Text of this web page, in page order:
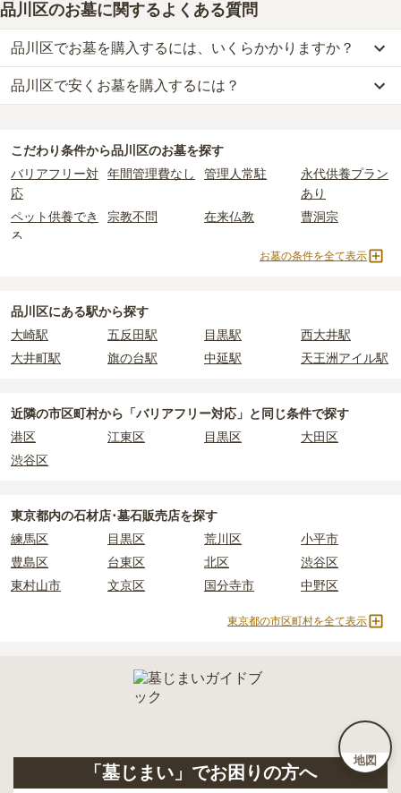
地図
品川区のお墓に関するよくある質問
品川区でお墓を購入するには、いくらかかりますか？
品川区での購入費用の目安は、一般墓が約328万円、樹木葬が約95
万円、納骨堂が約117万円、永代供養墓が約52万円です。
2つが主な費用となります。
の一般墓の永代使用料の平均は161万円 で、墓石代は東京都
の平均
です。いずれも区画の広さや墓石の大きさ・素材
樹木葬・納骨堂・永代供養墓は、基本的に墓石代がかからず、永代
・ 開眼法要の費用
：お墓を新しく建てた際に行う儀式のための費
用。僧侶に渡すお布施がかかります。
・納骨式の費用
：お墓に遺骨を納める儀式のための費用。僧侶に渡
すお布施、会食などの費用がかかります。
正確な費用は、区画や石材の選び方によって大きく変わるため、見
積もりを取るまで確定しません。
現地への見学が難しい場合は、資料請求でも各霊園の詳しい料金案
内を取り寄せることができます。
品川区で安くお墓を購入するには？
骨堂で、 5万円 からお求めいただけます。
する「合祀墓（ごうしぼ）」と呼ばれるタイプです。個別のお墓に
比べて省スペースで管理の手間がかからないため、費用が安く設定
されています。
価格の目安は、1名あたり5万円〜30万円程度です。
こだわり条件から品川区のお墓を探す
バリアフリー対
応
年間管理費なし 管理人常駐
永代供養プラン
あり
ペット供養でき
る
宗教不問 在来仏教 曹洞宗
臨済宗
永代供養墓
民営霊園
2人用区画あり
3人用区画あり
お墓の条件を全て表示
品川区にある駅から探す
大崎駅
五反田駅 目黒駅
西大井駅
大井町駅
旗の台駅 中延駅 天王洲アイル駅
近隣の市区町村から 「バリアフリー対応」と 同じ条件で探す
港区
江東区 目黒区
大田区
渋谷区
東京都内の石材店･墓石販売店を探す
練馬区
目黒区 荒川区
小平市
豊島区
台東区 北区
渋谷区
東村山市
文京区 国分寺市 中野区
東京都の市区町村を全て表示
「墓じまい」でお困りの方へ